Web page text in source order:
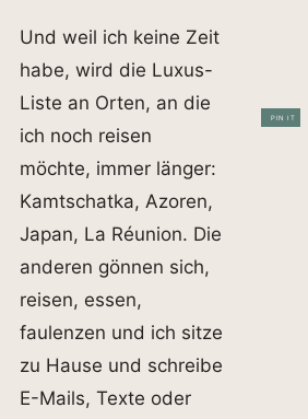
PIN IT
Und weil ich keine Zeit
habe, wird die Luxus-
Liste an Orten, an die
ich noch reisen
möchte, immer länger:
Kamtschatka, Azoren,
Japan, La Réunion. Die
anderen gönnen sich,
reisen, essen,
faulenzen und ich sitze
zu Hause und schreibe
E-Mails, Texte oder